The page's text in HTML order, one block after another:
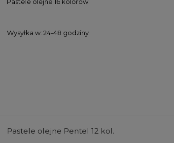
Wysyłka w: 24-48 godziny
Pastele olejne Pentel 12 kol.